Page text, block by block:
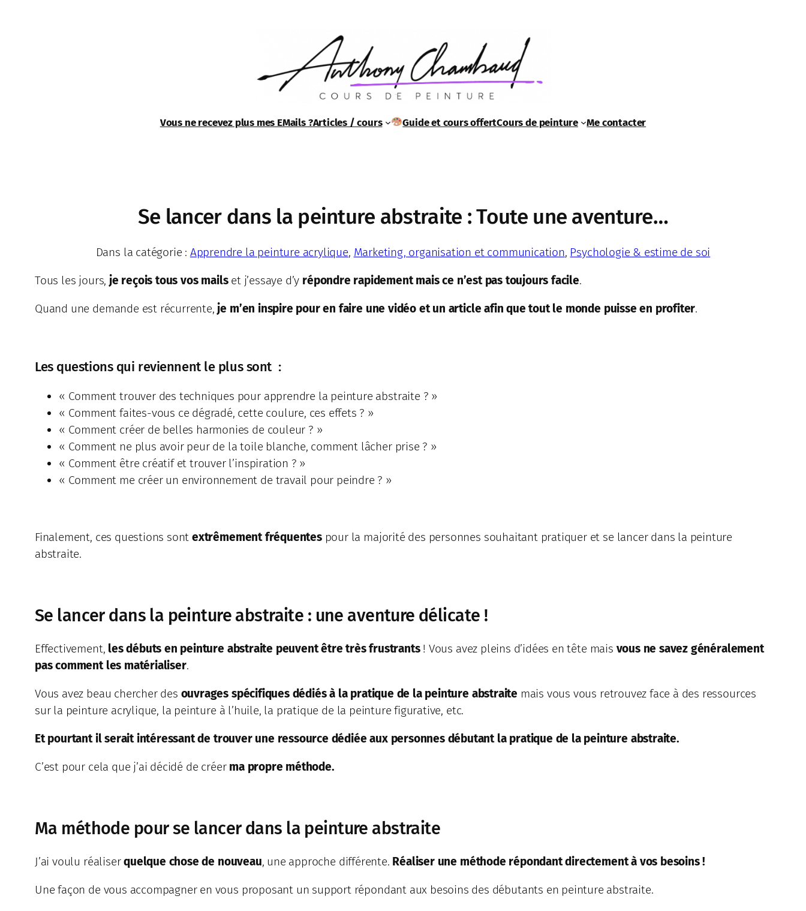
Vous ne recevez plus mes EMails ?Articles / cours Guide et cours offertCours de peinture Me contacter
Se lancer dans la peinture abstraite : Toute une aventure…
Dans la catégorie : Apprendre la peinture acrylique, Marketing, organisation et communication, Psychologie & estime de soi
Tous les jours, je reçois tous vos mailset j’essaye d’y répondre rapidement mais ce n’est pas toujours facile.
Quand une demande est récurrente, je m’en inspire pour en faire une vidéo et un article afin que tout le monde puisse en profiter.
Les questions qui reviennent le plus sont :
« Comment trouver des techniques pour apprendre la peinture abstraite ? »
« Comment faites-vous ce dégradé, cette coulure, ces effets ? »
« Comment créer de belles harmonies de couleur ? »
« Comment ne plus avoir peur de la toile blanche, comment lâcher prise ? »
« Comment être créatif et trouver l’inspiration ? »
« Comment me créer un environnement de travail pour peindre ? »
Finalement, ces questions sontextrêmement fréquentespour la majorité des personnes souhaitant pratiquer et se lancer dans la peinture
abstraite.
Se lancer dans la peinture abstraite : une aventure délicate !
Effectivement, les débuts en peinture abstraite peuvent être très frustrants! Vous avez pleins d’idées en tête mais vous ne savez généralement
pas comment les matérialiser.
Vous avez beau chercher des ouvrages spécifiques dédiés à la pratique de la peinture abstraite mais vous vous retrouvez face à des ressources
sur la peinture acrylique, la peinture à l’huile, la pratique de la peinture figurative, etc.
Et pourtant il serait intéressant de trouver une ressource dédiée aux personnes débutant la pratique de la peinture abstraite.
C’est pour cela que j’ai décidé de créer ma propre méthode.
Ma méthode pour se lancer dans la peinture abstraite
J’ai voulu réaliserquelque chose de nouveau, une approche différente. Réaliser une méthode répondant directement à vos besoins !
Une façon de vous accompagner en vous proposant un support répondant aux besoins des débutants en peinture abstraite.